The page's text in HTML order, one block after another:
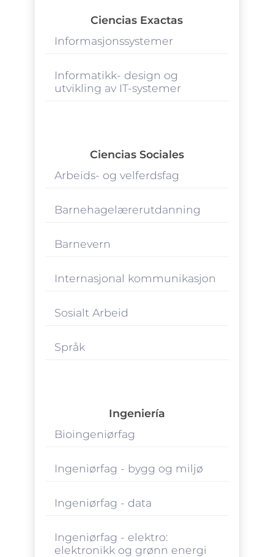
Ciencias Exactas
Informasjonssystemer
Informatikk- design og
utvikling av IT-systemer
Ciencias Sociales
Arbeids- og velferdsfag
Barnehagelærerutdanning
Barnevern
Internasjonal kommunikasjon
Sosialt Arbeid
Språk
Ingeniería
Bioingeniørfag
Ingeniørfag - bygg og miljø
Ingeniørfag - data
Ingeniørfag - elektro:
elektronikk og grønn energi